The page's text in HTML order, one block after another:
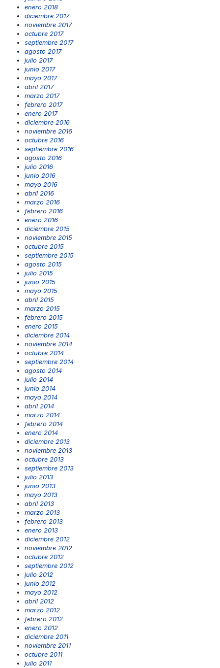
enero 2018
diciembre 2017
noviembre 2017
octubre 2017
septiembre 2017
agosto 2017
julio 2017
junio 2017
mayo 2017
abril 2017
marzo 2017
febrero 2017
enero 2017
diciembre 2016
noviembre 2016
octubre 2016
septiembre 2016
agosto 2016
julio 2016
junio 2016
mayo 2016
abril 2016
marzo 2016
febrero 2016
enero 2016
diciembre 2015
noviembre 2015
octubre 2015
septiembre 2015
agosto 2015
julio 2015
junio 2015
mayo 2015
abril 2015
marzo 2015
febrero 2015
enero 2015
diciembre 2014
noviembre 2014
octubre 2014
septiembre 2014
agosto 2014
julio 2014
junio 2014
mayo 2014
abril 2014
marzo 2014
febrero 2014
enero 2014
diciembre 2013
noviembre 2013
octubre 2013
septiembre 2013
julio 2013
junio 2013
mayo 2013
abril 2013
marzo 2013
febrero 2013
enero 2013
diciembre 2012
noviembre 2012
octubre 2012
septiembre 2012
julio 2012
junio 2012
mayo 2012
abril 2012
marzo 2012
febrero 2012
enero 2012
diciembre 2011
noviembre 2011
octubre 2011
julio 2011